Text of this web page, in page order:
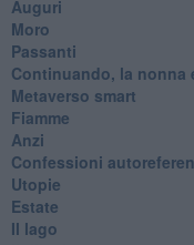
Auguri
Moro
Passanti
Continuando, la nonna
Metaverso smart
Fiamme
Anzi
Confessioni
Utopie
Estate
Il lago